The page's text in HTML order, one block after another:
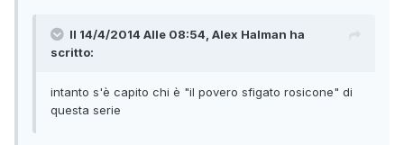
Il 14/4/2014 Alle 08:54, Alex Halman ha
scritto:
intanto s'è capito chi è "il povero sfigato rosicone" di
questa serie